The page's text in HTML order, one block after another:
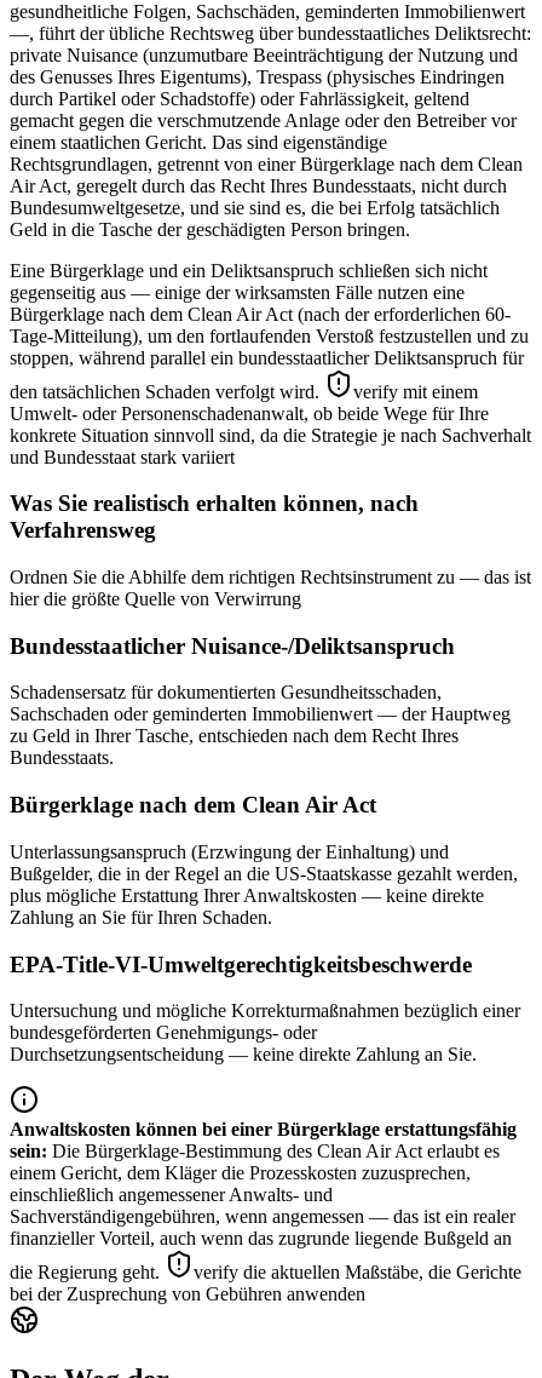
gesundheitliche Folgen, Sachschäden, geminderten Immobilienwert
—, führt der übliche Rechtsweg über bundesstaatliches Deliktsrecht:
private Nuisance (unzumutbare Beeinträchtigung der Nutzung und
des Genusses Ihres Eigentums), Trespass (physisches Eindringen
durch Partikel oder Schadstoffe) oder Fahrlässigkeit, geltend
gemacht gegen die verschmutzende Anlage oder den Betreiber vor
einem staatlichen Gericht. Das sind eigenständige
Rechtsgrundlagen, getrennt von einer Bürgerklage nach dem Clean
Air Act, geregelt durch das Recht Ihres Bundesstaats, nicht durch
Bundesumweltgesetze, und sie sind es, die bei Erfolg tatsächlich
Geld in die Tasche der geschädigten Person bringen.
Eine Bürgerklage und ein Deliktsanspruch schließen sich nicht
gegenseitig aus — einige der wirksamsten Fälle nutzen eine
Bürgerklage nach dem Clean Air Act (nach der erforderlichen 60-
Tage-Mitteilung), um den fortlaufenden Verstoß festzustellen und zu
stoppen, während parallel ein bundesstaatlicher Deliktsanspruch für
den tatsächlichen Schaden verfolgt wird.
verify mit einem
Umwelt- oder Personenschadenanwalt, ob beide Wege für Ihre
konkrete Situation sinnvoll sind, da die Strategie je nach Sachverhalt
und Bundesstaat stark variiert
Was Sie realistisch erhalten können, nach
Verfahrensweg
Ordnen Sie die Abhilfe dem richtigen Rechtsinstrument zu — das ist
hier die größte Quelle von Verwirrung
Bundesstaatlicher Nuisance-/Deliktsanspruch
Schadensersatz für dokumentierten Gesundheitsschaden,
Sachschaden oder geminderten Immobilienwert — der Hauptweg
zu Geld in Ihrer Tasche, entschieden nach dem Recht Ihres
Bundesstaats.
Bürgerklage nach dem Clean Air Act
Unterlassungsanspruch (Erzwingung der Einhaltung) und
Bußgelder, die in der Regel an die US-Staatskasse gezahlt werden,
plus mögliche Erstattung Ihrer Anwaltskosten — keine direkte
Zahlung an Sie für Ihren Schaden.
EPA-Title-VI-Umweltgerechtigkeitsbeschwerde
Untersuchung und mögliche Korrekturmaßnahmen bezüglich einer
bundesgeförderten Genehmigungs- oder
Durchsetzungsentscheidung — keine direkte Zahlung an Sie.
Anwaltskosten können bei einer Bürgerklage erstattungsfähig
sein: Die Bürgerklage-Bestimmung des Clean Air Act erlaubt es
einem Gericht, dem Kläger die Prozesskosten zuzusprechen,
einschließlich angemessener Anwalts- und
Sachverständigengebühren, wenn angemessen — das ist ein realer
finanzieller Vorteil, auch wenn das zugrunde liegende Bußgeld an
die Regierung geht.
verify die aktuellen Maßstäbe, die Gerichte
bei der Zusprechung von Gebühren anwenden